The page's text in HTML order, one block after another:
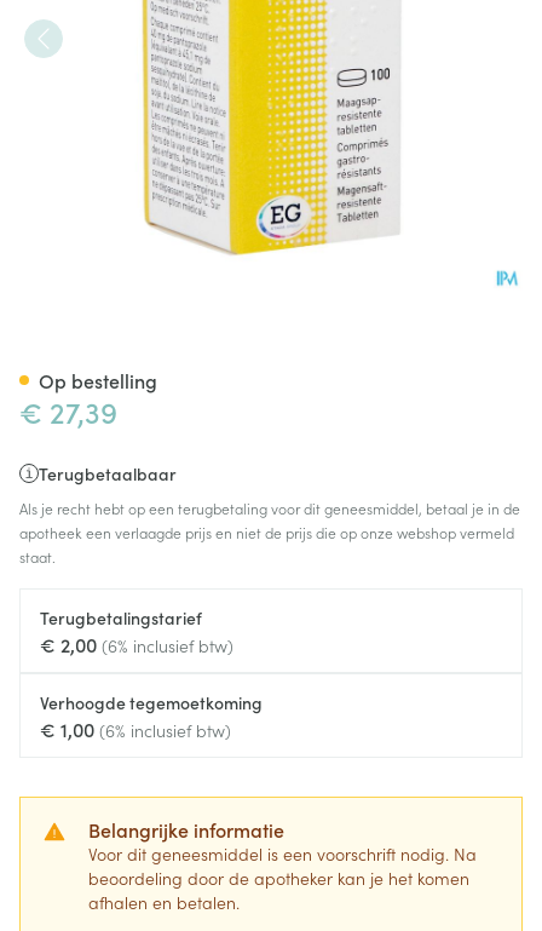
€ 27,39
Terugbetaalbaar
Als je recht hebt op een terugbetaling voor dit geneesmiddel, betaal je in de
apotheek een verlaagde prijs en niet de prijs die op onze webshop vermeld
staat.
Terugbetalingstarief
€ 2,00 (6% inclusief btw)
Verhoogde tegemoetkoming
€ 1,00 (6% inclusief btw)
Belangrijke informatie
Voor dit geneesmiddel is een voorschrift nodig. Na
beoordeling door de apotheker kan je het komen
afhalen en betalen.
Op bestelling